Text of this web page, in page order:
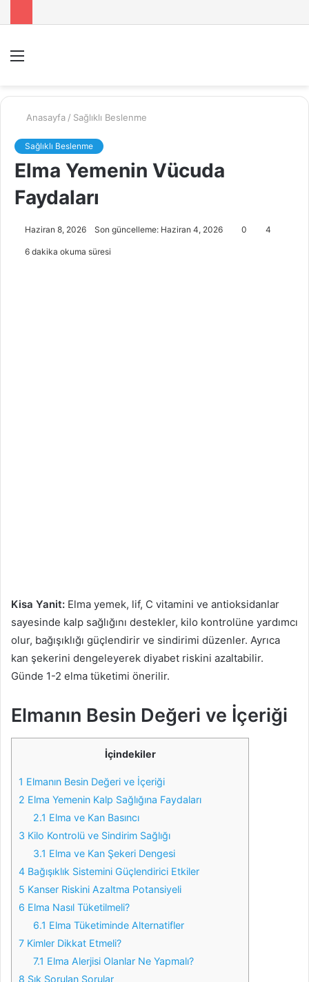
...
Anasayfa / Sağlıklı Beslenme
Sağlıklı Beslenme
Elma Yemenin Vücuda
Faydaları
Haziran 8, 2026 Son güncelleme: Haziran 4, 2026 0 4
6 dakika okuma süresi
Kisa Yanit: Elma yemek, lif, C vitamini ve antioksidanlar
sayesinde kalp sağlığını destekler, kilo kontrolüne yardımcı
olur, bağışıklığı güçlendirir ve sindirimi düzenler. Ayrıca
kan şekerini dengeleyerek diyabet riskini azaltabilir.
Günde 1-2 elma tüketimi önerilir.
Elmanın Besin Değeri ve İçeriği
İçindekiler
1 Elmanın Besin Değeri ve İçeriği
2 Elma Yemenin Kalp Sağlığına Faydaları
2.1 Elma ve Kan Basıncı
3 Kilo Kontrolü ve Sindirim Sağlığı
3.1 Elma ve Kan Şekeri Dengesi
4 Bağışıklık Sistemini Güçlendirici Etkiler
5 Kanser Riskini Azaltma Potansiyeli
6 Elma Nasıl Tüketilmeli?
6.1 Elma Tüketiminde Alternatifler
7 Kimler Dikkat Etmeli?
7.1 Elma Alerjisi Olanlar Ne Yapmalı?
8 Sık Sorulan Sorular